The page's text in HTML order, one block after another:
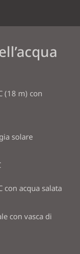
(18 m) con
solare
con acqua salata
con vasca di